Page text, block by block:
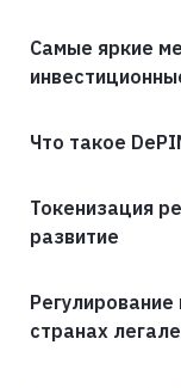
Самые яркие
Что такое
Токенизация
развитие
странах